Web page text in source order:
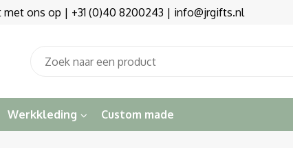
ons op | +31 (0)40 8200243 | info@jrgifts.nl
Werkkleding Custom made